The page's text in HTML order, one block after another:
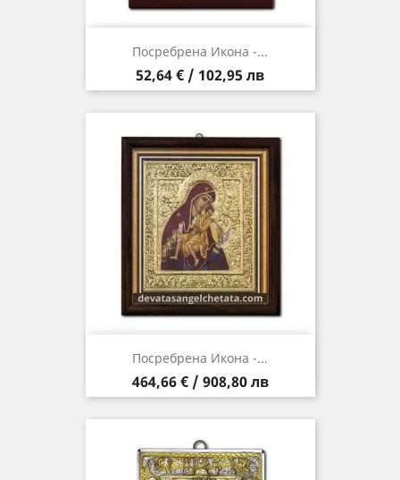
Посребрена Икона -...
Цена
52,64 € / 102,95 лв
Посребрена Икона -...
Цена
464,66 € / 908,80 лв